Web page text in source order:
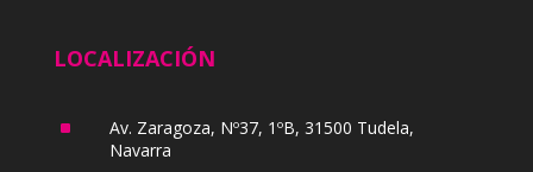
LOCALIZACIÓN
^
Av. Zaragoza, Nº37, 1ºB, 31500 Tudela,
Navarra